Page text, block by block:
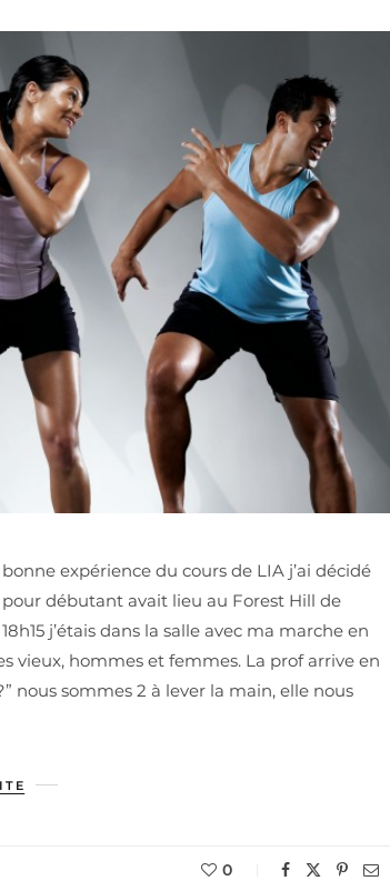
expérience du cours de LIA j’ai décidé
débutant avait lieu au Forest Hill de
j’étais dans la salle avec ma marche en
vieux, hommes et femmes. La prof arrive en
nous sommes 2 à lever la main, elle nous
0